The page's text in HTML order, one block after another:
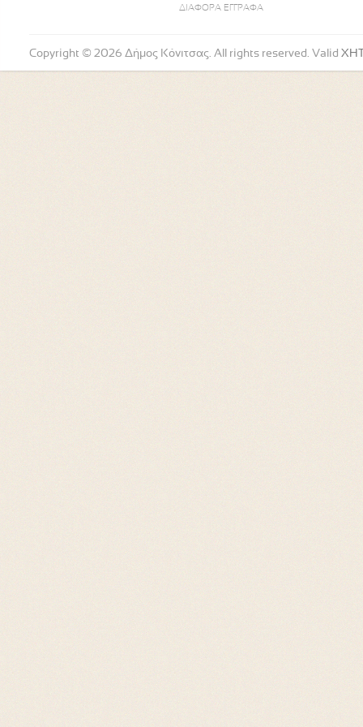
ΔΙΑΦΟΡΑ ΕΓΓΡΑΦΑ
Copyright © 2026 Δήμος Κόνιτσας. All rights reserved. Valid